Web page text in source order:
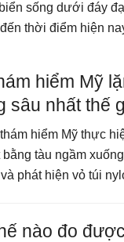
sống dưới đáy
thời điểm hiện
hiểm Mỹ
sâu nhất thế
hiểm Mỹ thực
bằng tàu ngầm
phát hiện vỏ túi
nào đo